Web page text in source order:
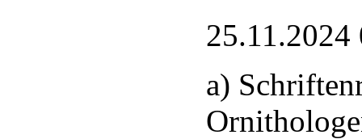
25.11.2024
a)